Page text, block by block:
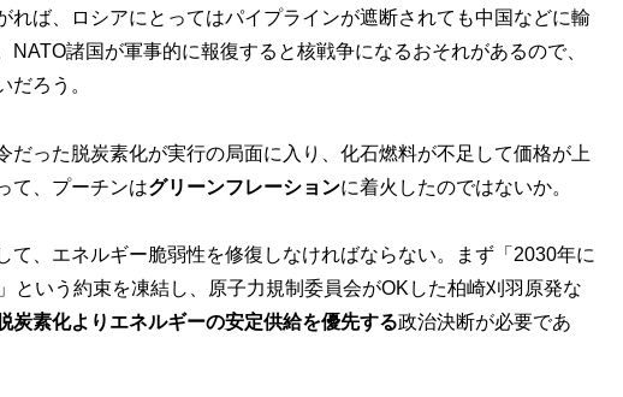
れば、ロシアにとってはパイプラインが遮断されても中国などに輸
NATO諸国が軍事的に報復すると核戦争になるおそれがあるので、
だろう。
だった脱炭素化が実行の局面に入り、化石燃料が不足して価格が上
て、プーチンはグリーンフレーションに着火したのではないか。
て、エネルギー脆弱性を修復しなければならない。まず「2030年に
という約束を凍結し、原子力規制委員会がOKした柏崎刈羽原発な
炭素化よりエネルギーの安定供給を優先する政治決断が必要であ